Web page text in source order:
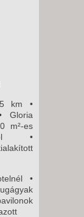
km •
Gloria
m²-es
el •
•